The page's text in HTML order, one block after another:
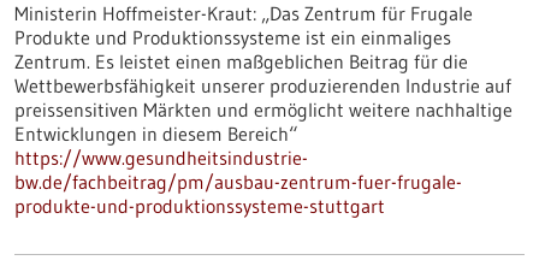
Ministerin Hoffmeister-Kraut: „Das Zentrum für Frugale
Produkte und Produktionssysteme ist ein einmaliges
Zentrum. Es leistet einen maßgeblichen Beitrag für die
Wettbewerbsfähigkeit unserer produzierenden Industrie auf
preissensitiven Märkten und ermöglicht weitere nachhaltige
Entwicklungen in diesem Bereich“
https://www.gesundheitsindustrie-
bw.de/fachbeitrag/pm/ausbau-zentrum-fuer-frugale-
produkte-und-produktionssysteme-stuttgart